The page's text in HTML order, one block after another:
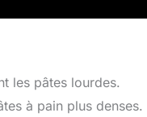
de cuisiner
comprend un
pâte, un batteur
les œufs à
les pâtes lourdes.
à pain plus denses.